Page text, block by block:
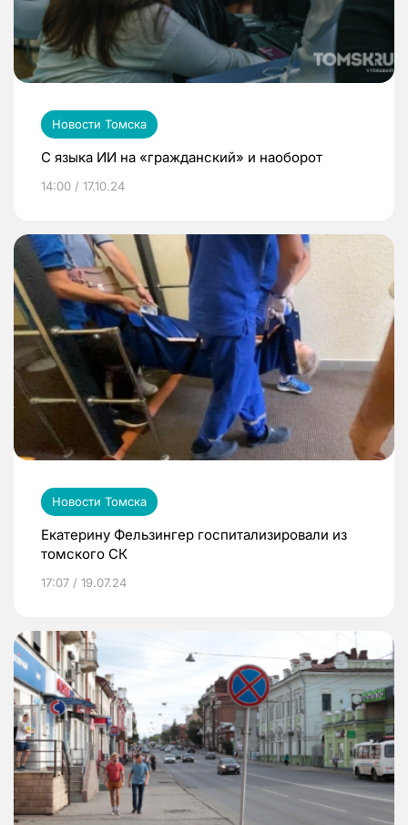
Новости Томска
С языка ИИ на «гражданский» и наоборот
14:00 / 17.10.24
Новости Томска
Екатерину Фельзингер госпитализировали из
томского СК
17:07 / 19.07.24